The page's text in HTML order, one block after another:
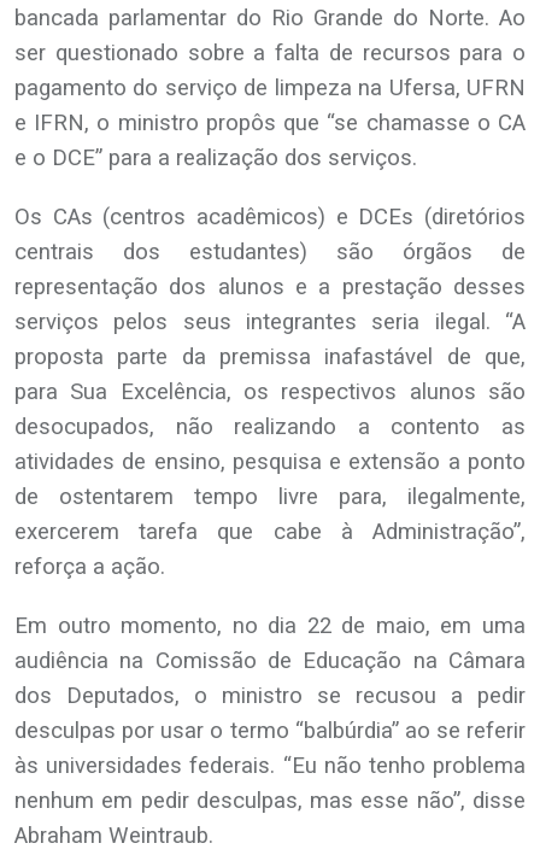
bancada parlamentar do Rio Grande do Norte. Ao
ser questionado sobre a falta de recursos para o
pagamento do serviço de limpeza na Ufersa, UFRN
e IFRN, o ministro propôs que “se chamasse o CA
e o DCE” para a realização dos serviços.
Os CAs (centros acadêmicos) e DCEs (diretórios
centrais dos estudantes) são órgãos de
representação dos alunos e a prestação desses
serviços pelos seus integrantes seria ilegal. “A
proposta parte da premissa inafastável de que,
para Sua Excelência, os respectivos alunos são
desocupados, não realizando a contento as
atividades de ensino, pesquisa e extensão a ponto
de ostentarem tempo livre para, ilegalmente,
exercerem tarefa que cabe à Administração”,
reforça a ação.
Em outro momento, no dia 22 de maio, em uma
audiência na Comissão de Educação na Câmara
dos Deputados, o ministro se recusou a pedir
desculpas por usar o termo “balbúrdia” ao se referir
às universidades federais. “Eu não tenho problema
nenhum em pedir desculpas, mas esse não”, disse
Abraham Weintraub.